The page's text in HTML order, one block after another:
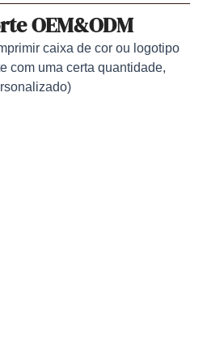
OEM&ODM
caixa de cor ou logotipo
com uma certa quantidade,